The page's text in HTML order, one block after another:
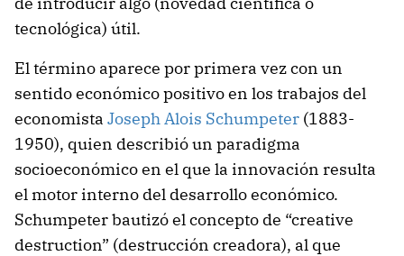
tecnológica) útil.
El término aparece por primera vez con un
sentido económico positivo en los trabajos del
economista Joseph Alois Schumpeter (1883-
1950), quien describió un paradigma
socioeconómico en el que la innovación resulta
el motor interno del desarrollo económico.
Schumpeter bautizó el concepto de “creative
destruction” (destrucción creadora), al que